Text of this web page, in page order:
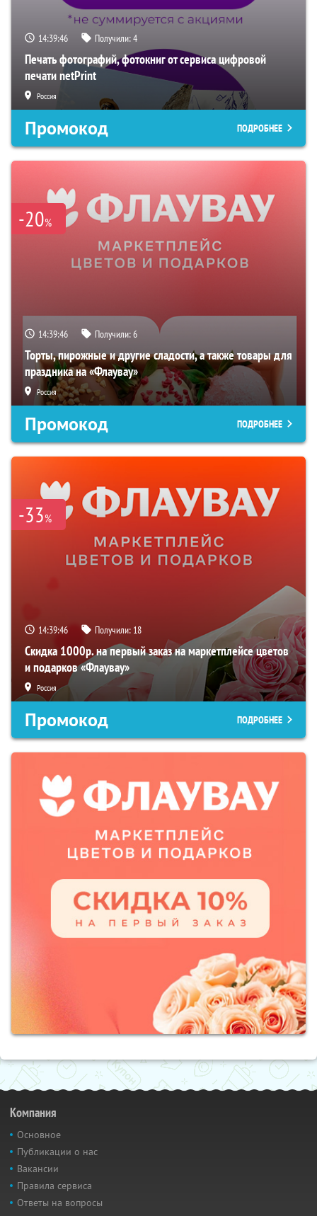
14:39:45 Получили:4
Печать фотографий, фотокниг от сервиса цифровой
печати netPrint
Россия
Промокод ПОДРОБНЕЕ
-20%
14:39:45 Получили:6
Торты, пирожные и другие сладости, а также товары для
праздника на «Флаувау»
Россия
Промокод ПОДРОБНЕЕ
-33%
14:39:45 Получили: 18
Скидка 1000р. на первый заказ на маркетплейсе цветов
и подарков «Флаувау»
Россия
Промокод ПОДРОБНЕЕ
Компания
Основное
Публикации о нас
Вакансии
Правила сервиса
Ответы на вопросы